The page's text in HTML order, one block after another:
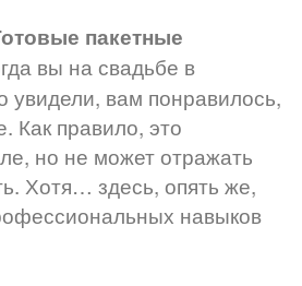
пакетные
вы на свадьбе в
увидели, вам понравилось,
Как правило, это
но не может отражать
Хотя… здесь, опять же,
навыков